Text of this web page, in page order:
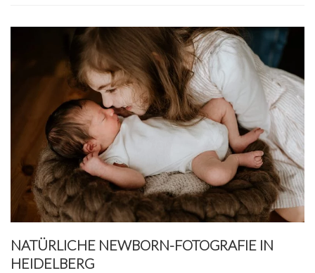
NATÜRLICHE NEWBORN-FOTOGRAFIE IN
HEIDELBERG